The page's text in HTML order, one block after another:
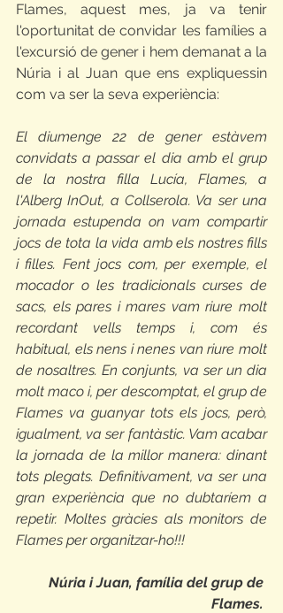
Flames, aquest mes, ja va tenir
l'oportunitat de convidar les famílies a
l'excursió de gener i hem demanat a la
Núria i al Juan que ens expliquessin
com va ser la seva experiència:
El diumenge 22 de gener estàvem
convidats a passar el dia amb el grup
de la nostra filla Lucía, Flames, a
l'Alberg InOut, a Collserola. Va ser una
jornada estupenda on vam compartir
jocs de tota la vida amb els nostres fills
i filles. Fent jocs com, per exemple, el
mocador o les tradicionals curses de
sacs, els pares i mares vam riure molt
recordant vells temps i, com és
habitual, els nens i nenes van riure molt
de nosaltres. En conjunts, va ser un dia
molt maco i, per descomptat, el grup de
Flames va guanyar tots els jocs, però,
igualment, va ser fantàstic. Vam acabar
la jornada de la millor manera: dinant
tots plegats. Definitivament, va ser una
gran experiència que no dubtaríem a
repetir. Moltes gràcies als monitors de
Flames per organitzar-ho!!!
Núria i Juan, família del grup de
Flames.